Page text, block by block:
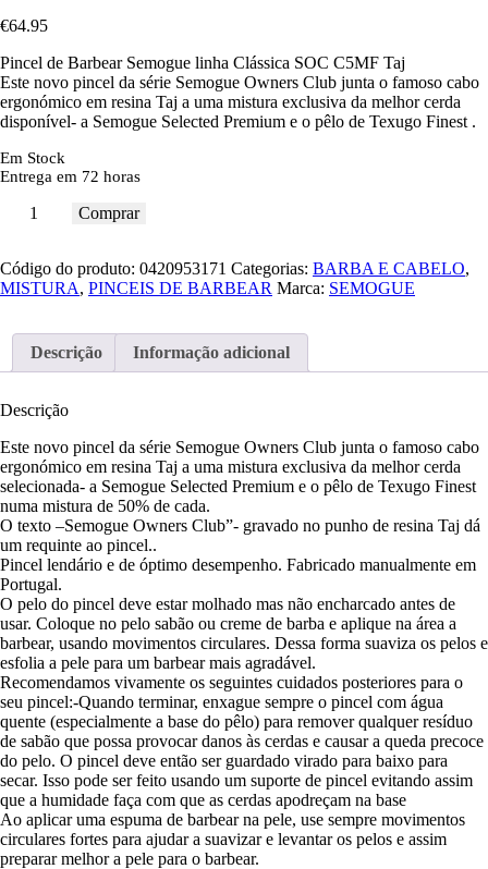
€64.95
Pincel de Barbear Semogue linha Clássica SOC C5MF Taj
Este novo pincel da série Semogue Owners Club junta o famoso cabo
ergonómico em resina Taj a uma mistura exclusiva da melhor cerda
disponível- a Semogue Selected Premium e o pêlo de Texugo Finest .
Em Stock
Entrega em 72 horas
Comprar
Código do produto: 0420953171 Categorias: BARBA E CABELO,
MISTURA, PINCEIS DE BARBEAR Marca: SEMOGUE
Descrição Informação adicional
Descrição
Este novo pincel da série Semogue Owners Club junta o famoso cabo
ergonómico em resina Taj a uma mistura exclusiva da melhor cerda
selecionada- a Semogue Selected Premium e o pêlo de Texugo Finest
numa mistura de 50% de cada.
O texto –Semogue Owners Club”- gravado no punho de resina Taj dá
um requinte ao pincel..
Pincel lendário e de óptimo desempenho. Fabricado manualmente em
Portugal.
O pelo do pincel deve estar molhado mas não encharcado antes de
usar. Coloque no pelo sabão ou creme de barba e aplique na área a
barbear, usando movimentos circulares. Dessa forma suaviza os pelos e
esfolia a pele para um barbear mais agradável.
Recomendamos vivamente os seguintes cuidados posteriores para o
seu pincel:-Quando terminar, enxague sempre o pincel com água
quente (especialmente a base do pêlo) para remover qualquer resíduo
de sabão que possa provocar danos às cerdas e causar a queda precoce
do pelo. O pincel deve então ser guardado virado para baixo para
secar. Isso pode ser feito usando um suporte de pincel evitando assim
que a humidade faça com que as cerdas apodreçam na base
Ao aplicar uma espuma de barbear na pele, use sempre movimentos
circulares fortes para ajudar a suavizar e levantar os pelos e assim
preparar melhor a pele para o barbear.